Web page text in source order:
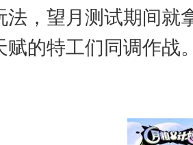
法，望月测试期间就
赋的特工们同调作战